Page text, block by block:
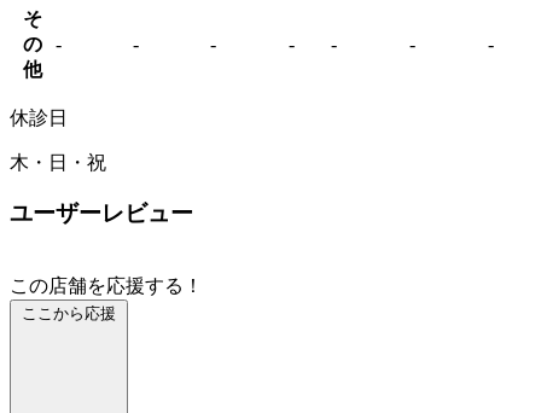
そ
の
他
- - - - - - -
休診日
木・日・祝
ユーザーレビュー
この店舗を応援する！
ここから応援